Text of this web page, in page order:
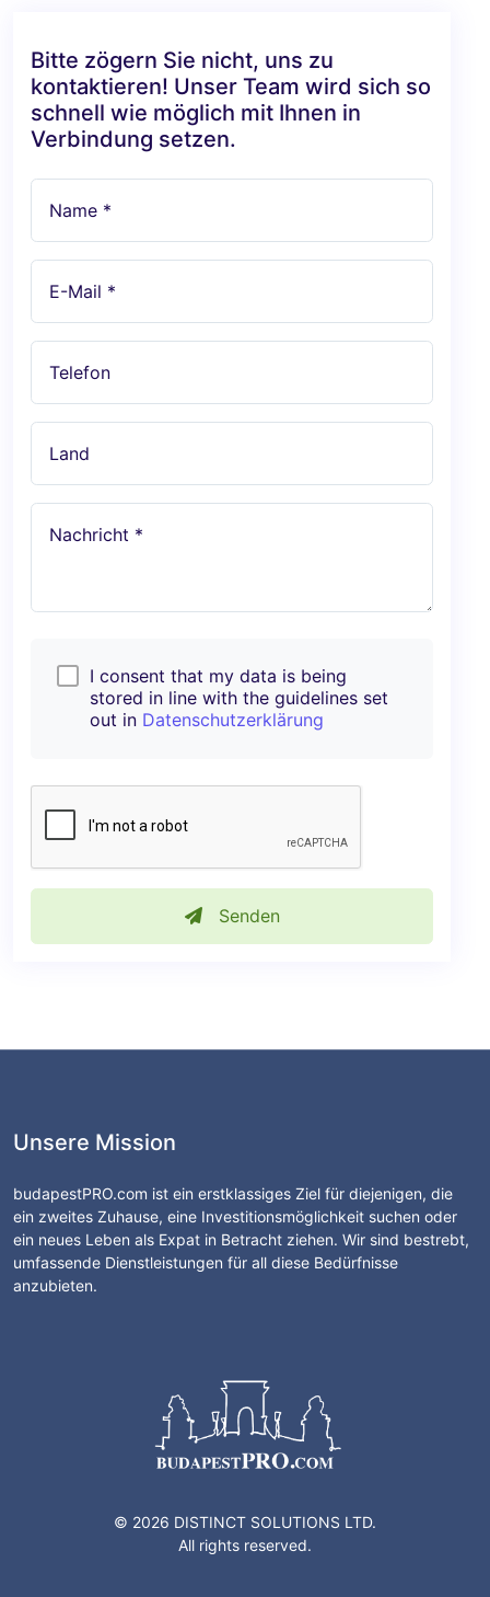
Bitte zögern Sie nicht, uns zu
kontaktieren! Unser Team wird sich so
schnell wie möglich mit Ihnen in
Verbindung setzen.
Name *
E-Mail *
Telefon
Land
Nachricht *
I consent that my data is being
stored in line with the guidelines set
out in Datenschutzerklärung
Senden
Unsere Mission
budapestPRO.com ist ein erstklassiges Ziel für diejenigen, die
ein zweites Zuhause, eine Investitionsmöglichkeit suchen oder
ein neues Leben als Expat in Betracht ziehen. Wir sind bestrebt,
umfassende Dienstleistungen für all diese Bedürfnisse
anzubieten.
© 2026 DISTINCT SOLUTIONS LTD.
All rights reserved.